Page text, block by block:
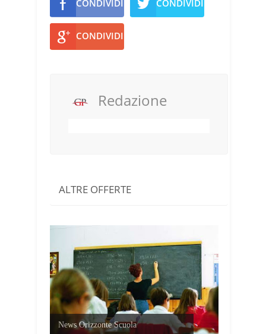
CONDIVIDI CONDIVIDI
CONDIVIDI
Redazione
ALTRE OFFERTE
News Orizzonte Scuola